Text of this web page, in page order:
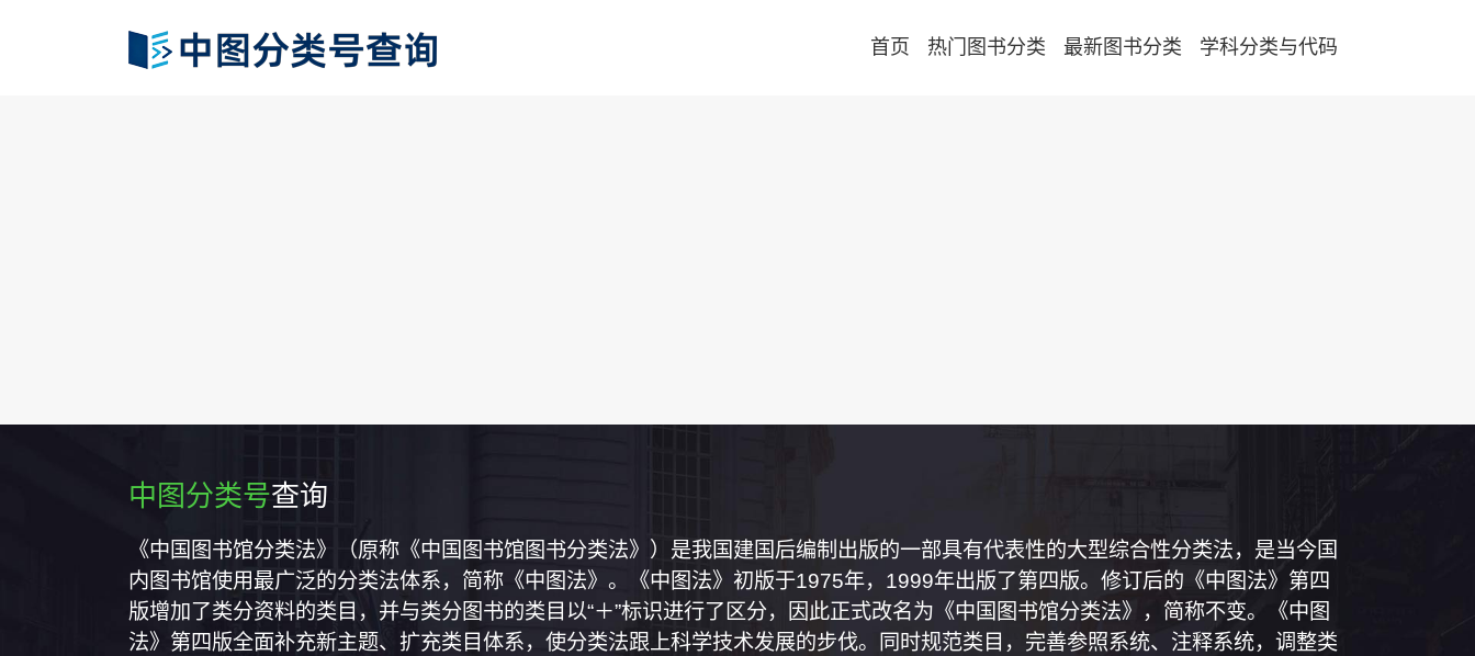
首页 热门图书分类 最新图书分类 学科分类与代码
中图分类号查询
《中国图书馆分类法》（原称《中国图书馆图书分类法》）是我国建国后编制出版的一部具有代表性的大型综合性分类法，是当今国
内图书馆使用最广泛的分类法体系，简称《中图法》。《中图法》初版于1975年，1999年出版了第四版。修订后的《中图法》第四
版增加了类分资料的类目，并与类分图书的类目以“＋”标识进行了区分，因此正式改名为《中国图书馆分类法》，简称不变。《中图
法》第四版全面补充新主题、扩充类目体系，使分类法跟上科学技术发展的步伐。同时规范类目，完善参照系统、注释系统，调整类